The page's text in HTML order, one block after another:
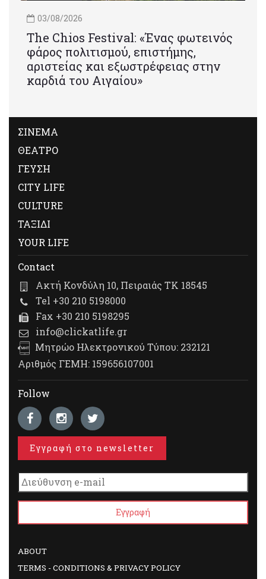
03/08/2026
Τhe Chios Festival: «Ένας φωτεινός
φάρος πολιτισμού, επιστήμης,
αριστείας και εξωστρέφειας στην
καρδιά του Αιγαίου»
ΣΙΝΕΜΑ
ΘΕΑΤΡΟ
ΓΕΥΣΗ
CITY LIFE
CULTURE
ΤΑΞΙΔΙ
YOUR LIFE
Contact
Ακτή Κονδύλη 10, Πειραιάς ΤΚ 18545
Tel +30 210 5198000
Fax +30 210 5198295
info@clickatlife.gr
Μητρώο Ηλεκτρονικού Τύπου: 232121
Αριθμός ΓΕΜΗ: 159656107001
Follow
Εγγραφή στο newsletter
ABOUT
TERMS - CONDITIONS & PRIVACY POLICY